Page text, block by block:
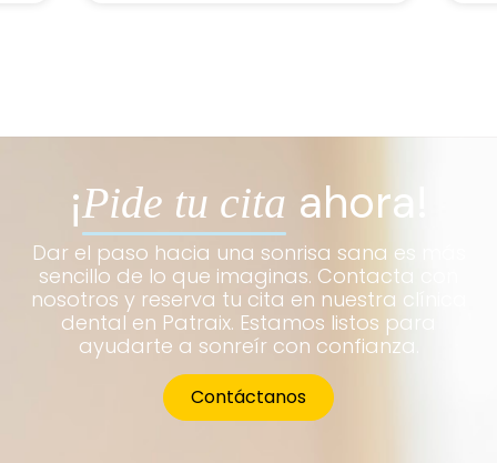
¡Pide tu cita ahora!
Dar el paso hacia una sonrisa sana es más
sencillo de lo que imaginas. Contacta con
nosotros y reserva tu cita en nuestra clínica
dental en Patraix. Estamos listos para
ayudarte a sonreír con confianza.
Contáctanos